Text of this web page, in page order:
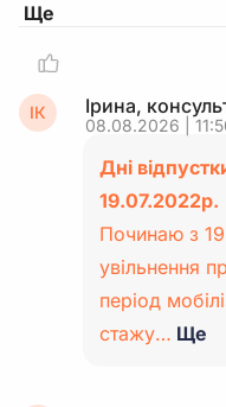
ІК Ірина,
08.08.2026 |
Дні
19.07.2022р.
Починаю з
увільнення
період
стажу… Ще